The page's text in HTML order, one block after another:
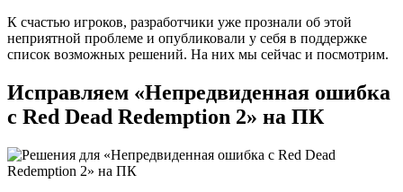
К счастью игроков, разработчики уже прознали об этой
неприятной проблеме и опубликовали у себя в поддержке
список возможных решений. На них мы сейчас и посмотрим.
Исправляем «Непредвиденная ошибка
с Red Dead Redemption 2» на ПК